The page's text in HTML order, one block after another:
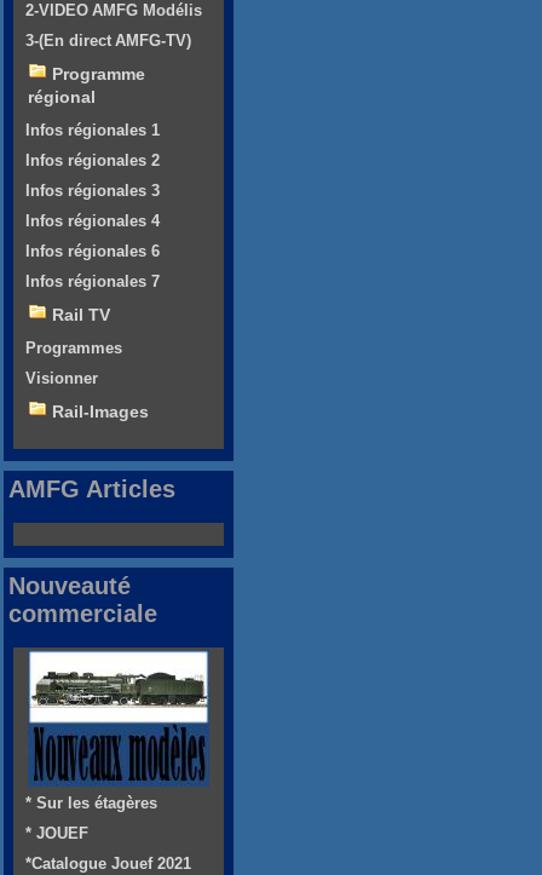
2-VIDEO AMFG Modélis
3-(En direct AMFG-TV)
Programme
régional
Infos régionales 1
Infos régionales 2
Infos régionales 3
Infos régionales 4
Infos régionales 6
Infos régionales 7
Rail TV
Programmes
Visionner
Rail-Images
AMFG Articles
Nouveauté
commerciale
* Sur les étagères
* JOUEF
*Catalogue Jouef 2021